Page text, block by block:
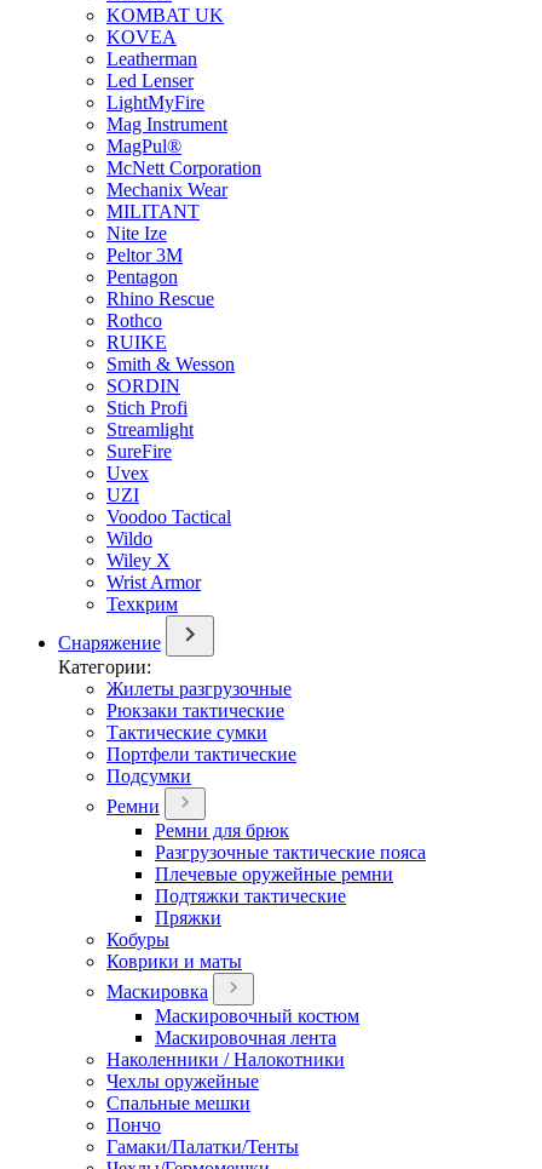
KOMBAT UK
KOVEA
Leatherman
Led Lenser
LightMyFire
Mag Instrument
MagPul®
McNett Corporation
Mechanix Wear
MILITANT
Nite Ize
Peltor 3M
Pentagon
Rhino Rescue
Rothco
RUIKE
Smith & Wesson
SORDIN
Stich Profi
Streamlight
SureFire
Uvex
UZI
Voodoo Tactical
Wildo
Wiley X
Wrist Armor
Техкрим
Снаряжение
Категории:
Жилеты разгрузочные
Рюкзаки тактические
Тактические сумки
Портфели тактические
Подсумки
Ремни
Ремни для брюк
Разгрузочные тактические пояса
Плечевые оружейные ремни
Подтяжки тактические
Пряжки
Кобуры
Коврики и маты
Маскировка
Маскировочный костюм
Маскировочная лента
Наколенники / Налокотники
Чехлы оружейные
Спальные мешки
Пончо
Гамаки/Палатки/Тенты